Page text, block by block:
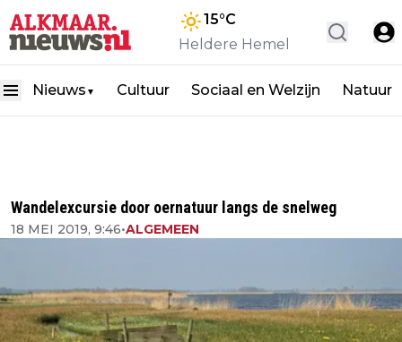
15°C
Heldere Hemel
Nieuws ▼ Cultuur Sociaal en Welzijn Natuur
Wandelexcursie door oernatuur langs de snelweg
18 MEI 2019, 9:46•ALGEMEEN